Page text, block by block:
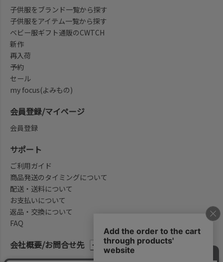
会社概要/お問合せ先
子供服をブランド一覧から探す
子供服をアイテム一覧から探す
ベビー服ギフト通販のCWTCH
新作
再入荷
予約
セール
my focus(よみもの)
会員登録/マイページ
会員登録
サポート
ご利用ガイド
商品発送のタイミングについて
配送・送料について
お支払いについて
返品・交換について
FAQ